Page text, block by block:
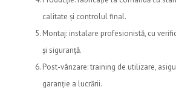
calitate și controlul final.
Montaj: instalare profesionistă, cu
și siguranță.
Post-vânzare: training de utilizare,
garanție a lucrării.